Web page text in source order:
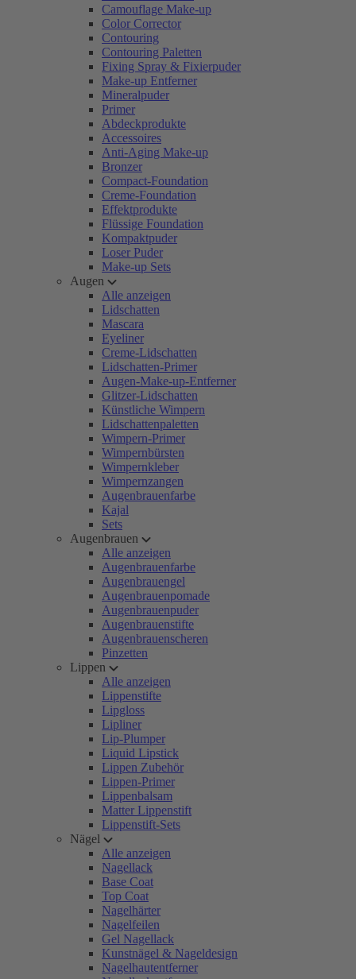
Camouflage Make-up
Color Corrector
Contouring
Contouring Paletten
Fixing Spray & Fixierpuder
Make-up Entferner
Mineralpuder
Primer
Abdeckprodukte
Accessoires
Anti-Aging Make-up
Bronzer
Compact-Foundation
Creme-Foundation
Effektprodukte
Flüssige Foundation
Kompaktpuder
Loser Puder
Make-up Sets
Augen
Alle anzeigen
Lidschatten
Mascara
Eyeliner
Creme-Lidschatten
Lidschatten-Primer
Augen-Make-up-Entferner
Glitzer-Lidschatten
Künstliche Wimpern
Lidschattenpaletten
Wimpern-Primer
Wimpernbürsten
Wimpernkleber
Wimpernzangen
Augenbrauenfarbe
Kajal
Sets
Augenbrauen
Alle anzeigen
Augenbrauenfarbe
Augenbrauengel
Augenbrauenpomade
Augenbrauenpuder
Augenbrauenstifte
Augenbrauenscheren
Pinzetten
Lippen
Alle anzeigen
Lippenstifte
Lipgloss
Lipliner
Lip-Plumper
Liquid Lipstick
Lippen Zubehör
Lippen-Primer
Lippenbalsam
Matter Lippenstift
Lippenstift-Sets
Nägel
Alle anzeigen
Nagellack
Base Coat
Top Coat
Nagelhärter
Nagelfeilen
Gel Nagellack
Kunstnägel & Nageldesign
Nagelhautentferner